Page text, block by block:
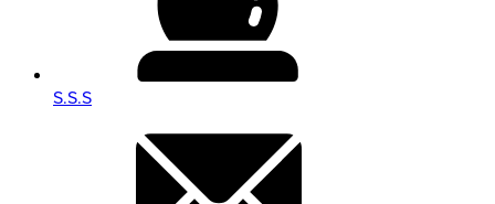
S.S.S